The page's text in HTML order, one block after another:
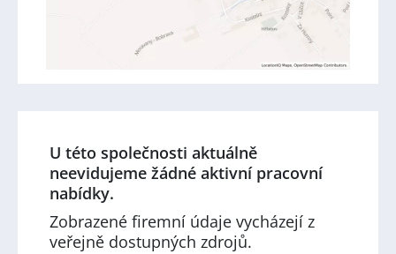
U této společnosti aktuálně
neevidujeme žádné aktivní pracovní
nabídky.
Zobrazené firemní údaje vycházejí z
veřejně dostupných zdrojů.